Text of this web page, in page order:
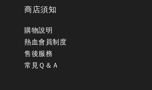
商店須知
購物說明
熱血會員制度
售後服務
常見Ｑ＆Ａ